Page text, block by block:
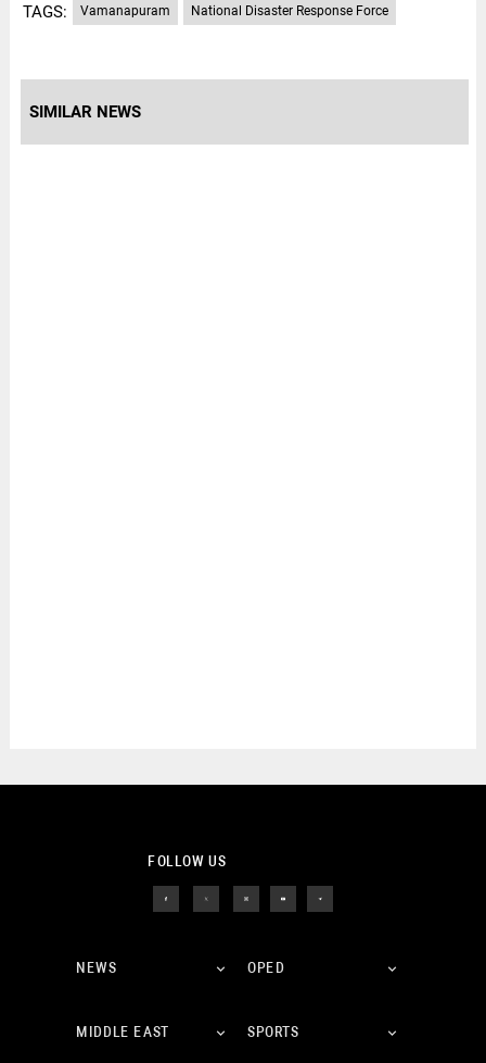
TAGS: Vamanapuram National Disaster Response Force
SIMILAR NEWS
FOLLOW US
NEWS OPED
MIDDLE EAST SPORTS